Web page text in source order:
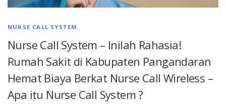
NURSE CALL SYSTEM
Nurse Call System – Inilah Rahasia!
Rumah Sakit di Kabupaten Pangandaran
Hemat Biaya Berkat Nurse Call Wireless –
Apa itu Nurse Call System ?